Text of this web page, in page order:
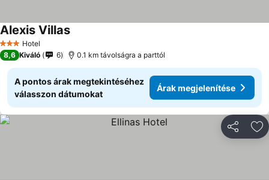
3 Kategória
Hotel
Alexis Villas
8,6 Kiváló 6 0.1 km távolságra a parttól
A pontos árak megtekintéséhez
válasszon dátumokat
Árak megjelenítése